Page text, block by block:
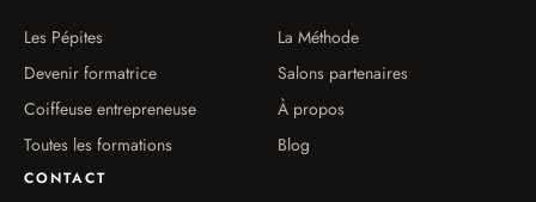
Les Pépites
Devenir formatrice
Coiffeuse entrepreneuse
Toutes les formations
La Méthode
Salons partenaires
À propos
Blog
CONTACT